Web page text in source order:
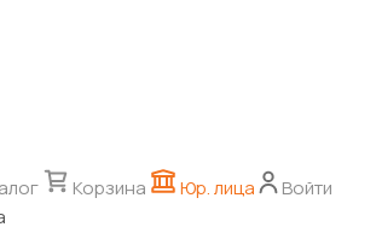
Корзина Юр. лица
Войти